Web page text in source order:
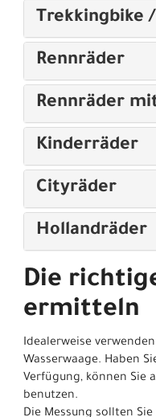
Trekkingbike
Rennräder
Rennräder
Kinderräder
Cityräder
Hollandräder
Die
ermitteln
Idealerweise
Wasserwaage. Haben
Verfügung, können Sie
benutzen.
Die Messung sollten